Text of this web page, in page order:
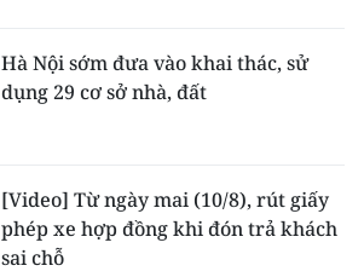
Hà Nội sớm đưa vào khai thác, sử
dụng 29 cơ sở nhà, đất
[Video] Từ ngày mai (10/8), rút giấy
phép xe hợp đồng khi đón trả khách
sai chỗ